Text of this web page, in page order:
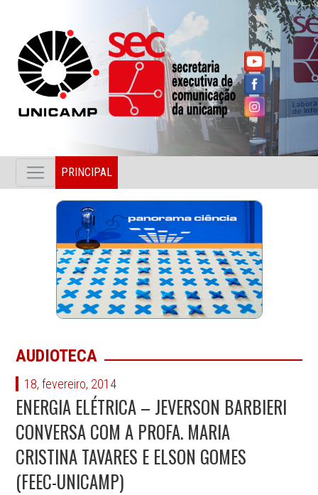
PRINCIPAL
AUDIOTECA
18, fevereiro, 2014
ENERGIA ELÉTRICA – JEVERSON BARBIERI
CONVERSA COM A PROFA. MARIA
CRISTINA TAVARES E ELSON GOMES
(FEEC-UNICAMP)